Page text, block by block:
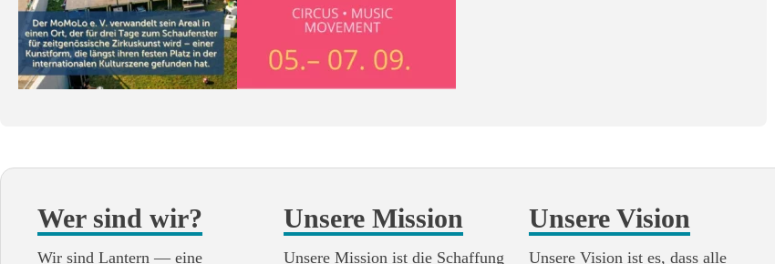
Wer sind wir?
Wir sind Lantern — eine
Unsere Mission
Unsere Mission ist die Schaffung
Unsere Vision
Unsere Vision ist es, dass alle